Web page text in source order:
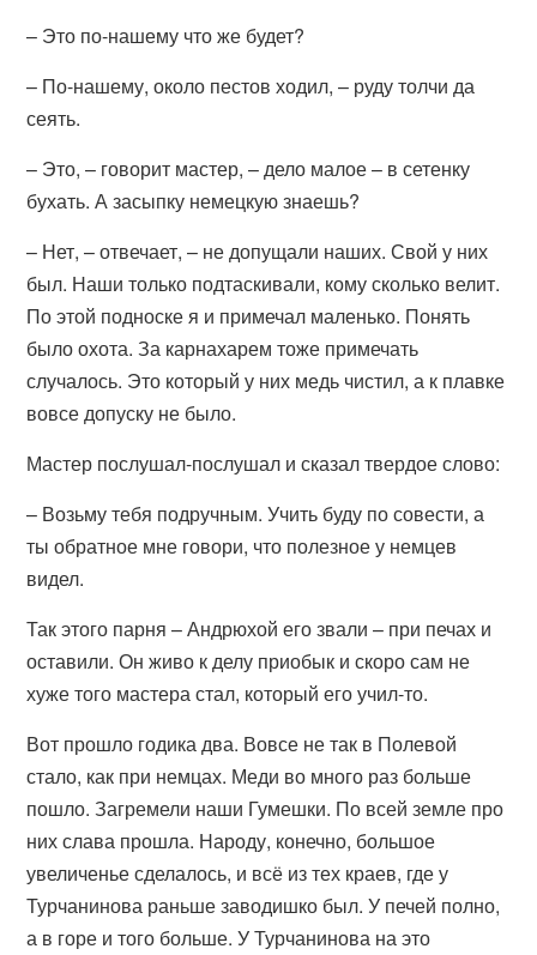
– Это по-нашему что же будет?
– По-нашему, около пестов ходил, – руду толчи да
сеять.
– Это, – говорит мастер, – дело малое – в сетенку
бухать. А засыпку немецкую знаешь?
– Нет, – отвечает, – не допущали наших. Свой у них
был. Наши только подтаскивали, кому сколько велит.
По этой подноске я и примечал маленько. Понять
было охота. За карнахарем тоже примечать
случалось. Это который у них медь чистил, а к плавке
вовсе допуску не было.
Мастер послушал-послушал и сказал твердое слово:
– Возьму тебя подручным. Учить буду по совести, а
ты обратное мне говори, что полезное у немцев
видел.
Так этого парня – Андрюхой его звали – при печах и
оставили. Он живо к делу приобык и скоро сам не
хуже того мастера стал, который его учил-то.
Вот прошло годика два. Вовсе не так в Полевой
стало, как при немцах. Меди во много раз больше
пошло. Загремели наши Гумешки. По всей земле про
них слава прошла. Народу, конечно, большое
увеличенье сделалось, и всё из тех краев, где у
Турчанинова раньше заводишко был. У печей полно,
а в горе и того больше. У Турчанинова на это